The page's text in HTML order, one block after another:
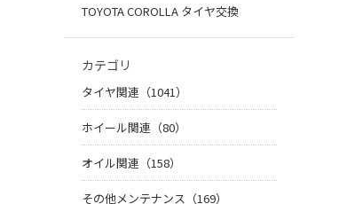
TOYOTA COROLLA タイヤ交換
カテゴリ
タイヤ関連（1041）
ホイール関連（80）
オイル関連（158）
その他メンテナンス（169）